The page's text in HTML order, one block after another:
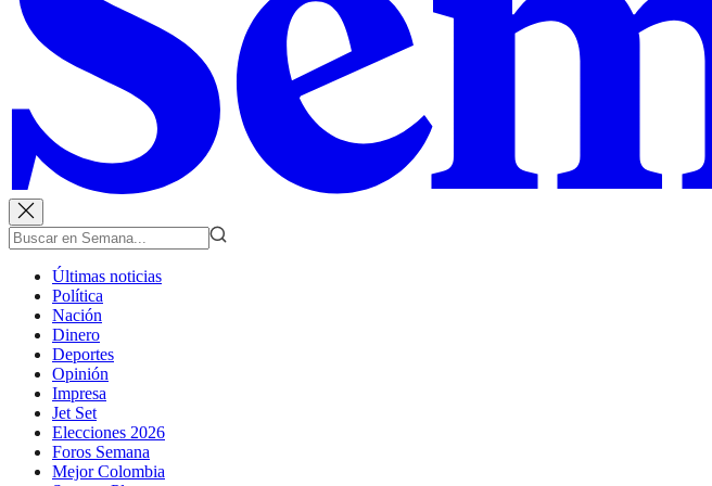
Últimas noticias
Política
Nación
Dinero
Deportes
Opinión
Impresa
Jet Set
Elecciones 2026
Foros Semana
Mejor Colombia